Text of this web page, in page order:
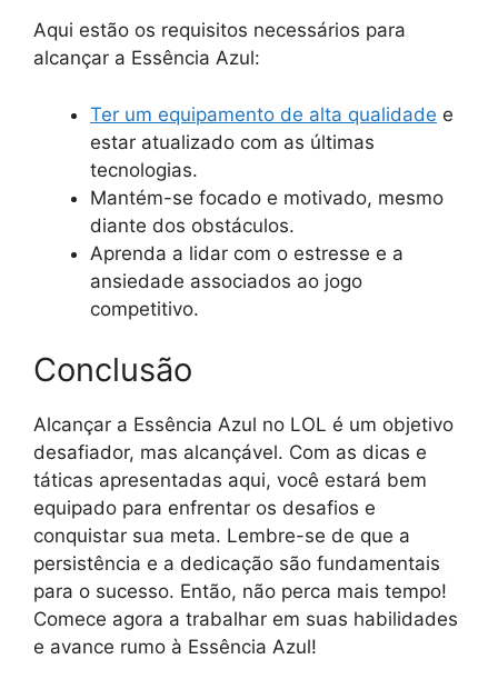
Aqui estão os requisitos necessários para
alcançar a Essência Azul:
Ter um equipamento de alta qualidade e
estar atualizado com as últimas
tecnologias.
Mantém-se focado e motivado, mesmo
diante dos obstáculos.
Aprenda a lidar com o estresse e a
ansiedade associados ao jogo
competitivo.
Conclusão
Alcançar a Essência Azul no LOL é um objetivo
desafiador, mas alcançável. Com as dicas e
táticas apresentadas aqui, você estará bem
equipado para enfrentar os desafios e
conquistar sua meta. Lembre-se de que a
persistência e a dedicação são fundamentais
para o sucesso. Então, não perca mais tempo!
Comece agora a trabalhar em suas habilidades
e avance rumo à Essência Azul!